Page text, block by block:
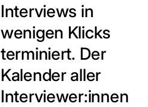
Interviews in
wenigen Klicks
terminiert. Der
Kalender aller
Interviewer:innen